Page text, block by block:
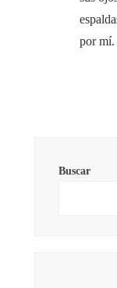
por
Buscar